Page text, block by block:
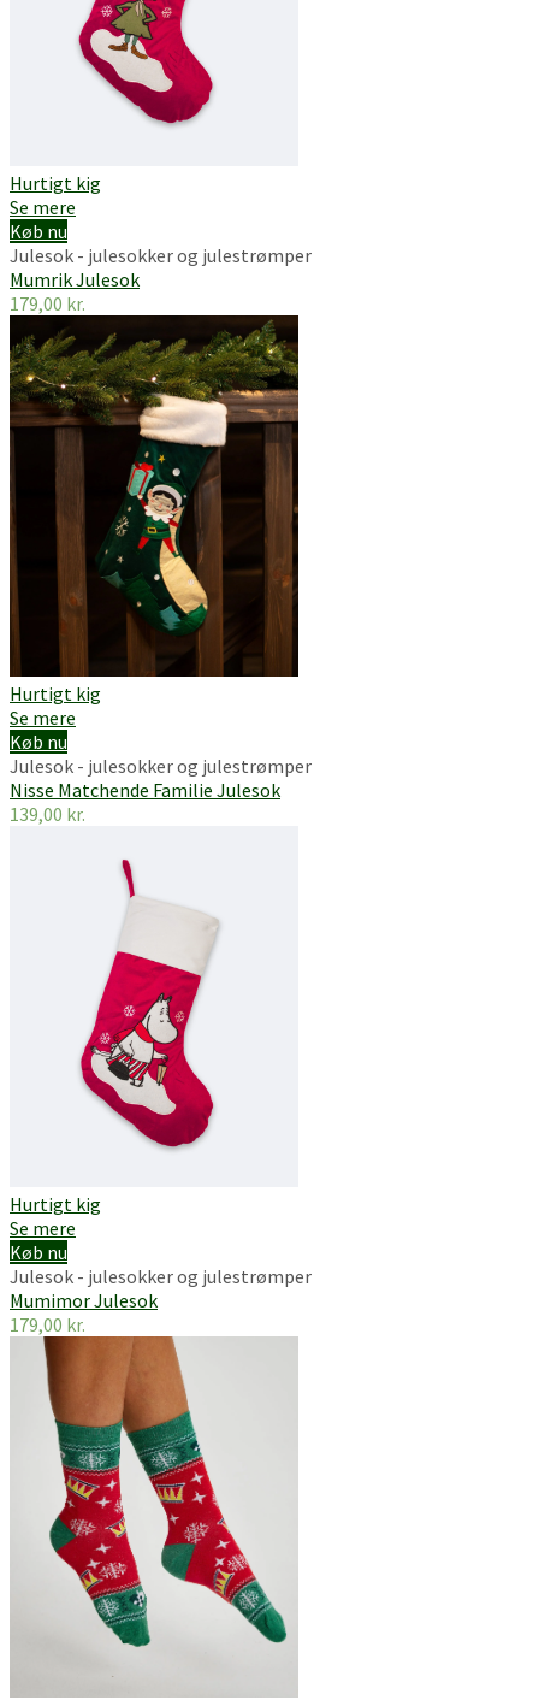
Hurtigt kig
Se mere
Køb nu
Julesok - julesokker og julestrømper
Mumrik Julesok
179,00 kr.
Hurtigt kig
Se mere
Køb nu
Julesok - julesokker og julestrømper
Nisse Matchende Familie Julesok
139,00 kr.
Hurtigt kig
Se mere
Køb nu
Julesok - julesokker og julestrømper
Mumimor Julesok
179,00 kr.